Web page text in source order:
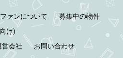
ァンについて
募集中の物件
け)
営会社 お問い合わせ